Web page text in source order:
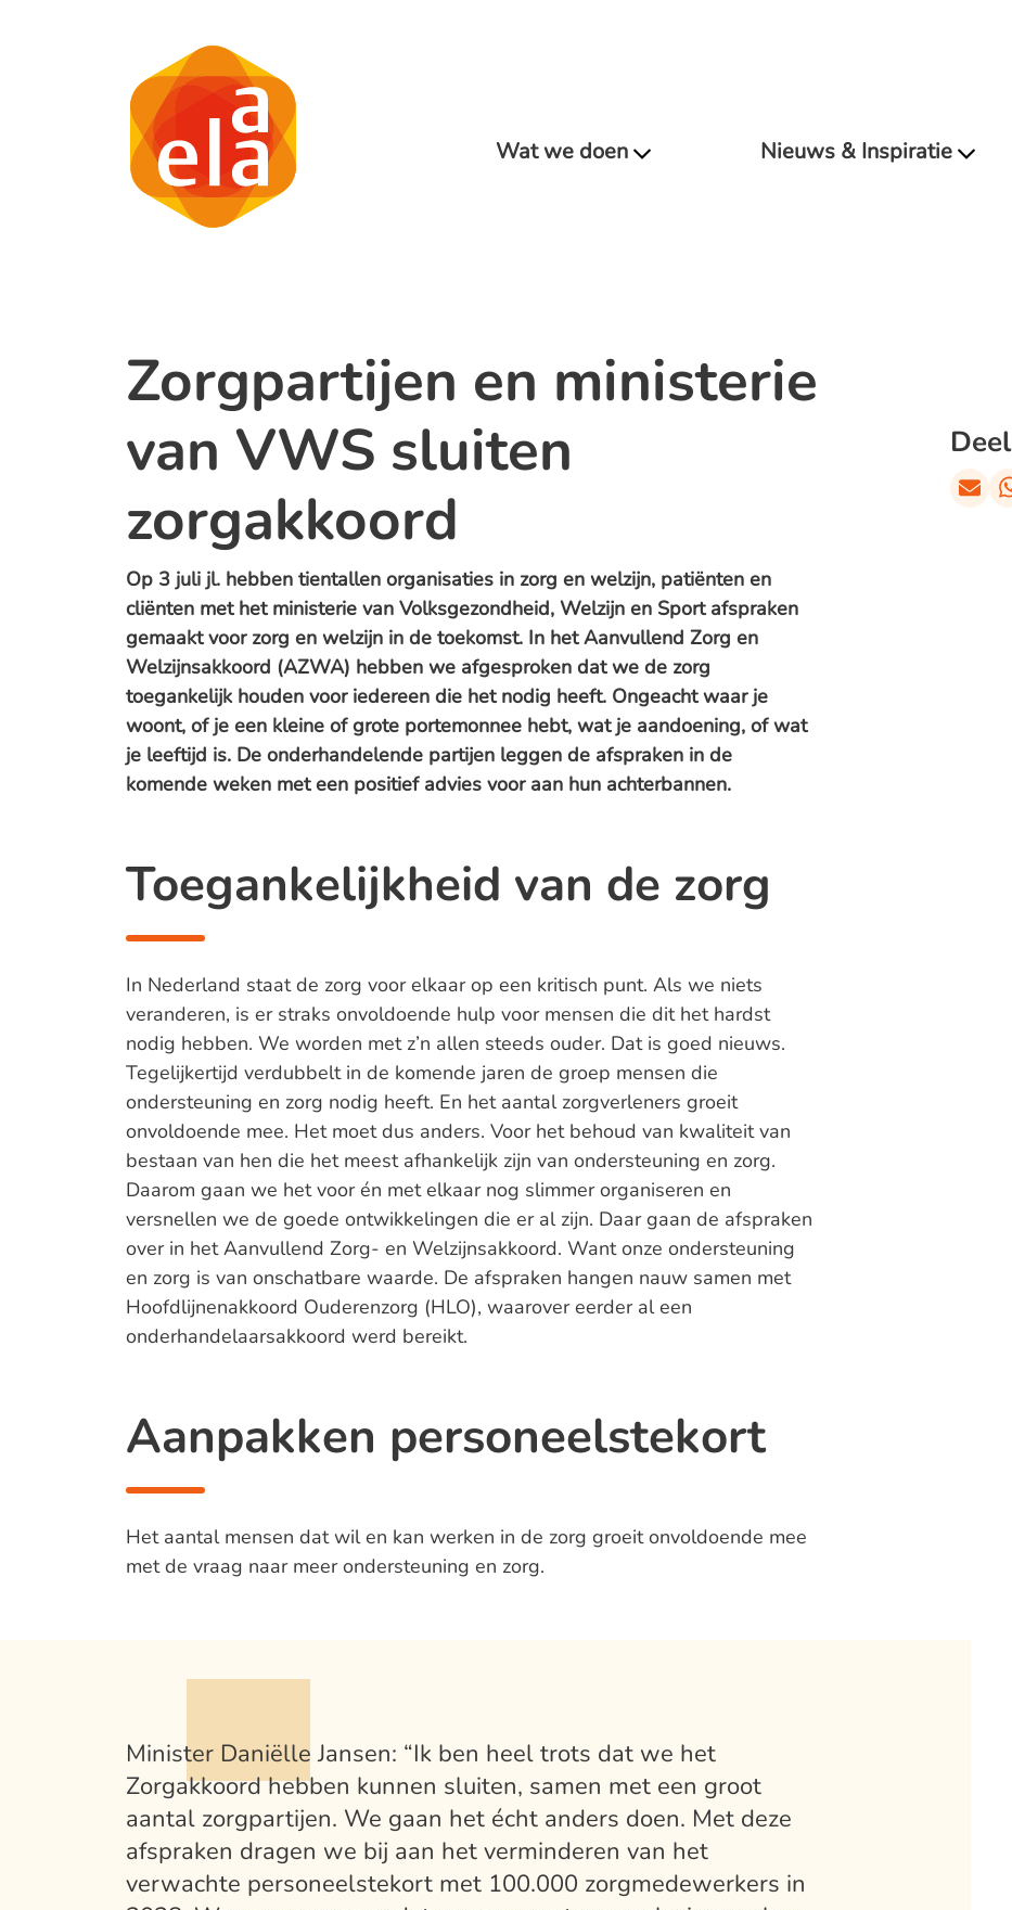
Wat we doen Nieuws & Inspiratie
Zorgpartijen en ministerie
van VWS sluiten
zorgakkoord
Op 3 juli jl. hebben tientallen organisaties in zorg en welzijn, patiënten en
cliënten met het ministerie van Volksgezondheid, Welzijn en Sport afspraken
gemaakt voor zorg en welzijn in de toekomst. In het Aanvullend Zorg en
Welzijnsakkoord (AZWA) hebben we afgesproken dat we de zorg
toegankelijk houden voor iedereen die het nodig heeft. Ongeacht waar je
woont, of je een kleine of grote portemonnee hebt, wat je aandoening, of wat
je leeftijd is. De onderhandelende partijen leggen de afspraken in de
komende weken met een positief advies voor aan hun achterbannen.
Toegankelijkheid van de zorg
In Nederland staat de zorg voor elkaar op een kritisch punt. Als we niets
veranderen, is er straks onvoldoende hulp voor mensen die dit het hardst
nodig hebben. We worden met z’n allen steeds ouder. Dat is goed nieuws.
Tegelijkertijd verdubbelt in de komende jaren de groep mensen die
ondersteuning en zorg nodig heeft. En het aantal zorgverleners groeit
onvoldoende mee. Het moet dus anders. Voor het behoud van kwaliteit van
bestaan van hen die het meest afhankelijk zijn van ondersteuning en zorg.
Daarom gaan we het voor én met elkaar nog slimmer organiseren en
versnellen we de goede ontwikkelingen die er al zijn. Daar gaan de afspraken
over in het Aanvullend Zorg- en Welzijnsakkoord. Want onze ondersteuning
en zorg is van onschatbare waarde. De afspraken hangen nauw samen met
Hoofdlijnenakkoord Ouderenzorg (HLO), waarover eerder al een
onderhandelaarsakkoord werd bereikt.
Aanpakken personeelstekort
Het aantal mensen dat wil en kan werken in de zorg groeit onvoldoende mee
met de vraag naar meer ondersteuning en zorg.
Minister Daniëlle Jansen: “Ik ben heel trots dat we het
Zorgakkoord hebben kunnen sluiten, samen met een groot
aantal zorgpartijen. We gaan het écht anders doen. Met deze
afspraken dragen we bij aan het verminderen van het
verwachte personeelstekort met 100.000 zorgmedewerkers in
Deel